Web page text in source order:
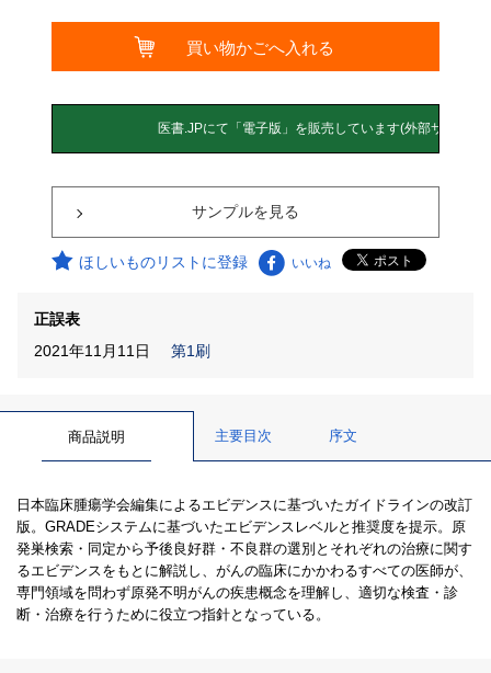
サンプルを見る
ほしいものリストに登録 いいね
正誤表
2021年11月11日
第1刷
商品説明 主要目次 序文
日本臨床腫瘍学会編集によるエビデンスに基づいたガイドラインの改訂
版。GRADEシステムに基づいたエビデンスレベルと推奨度を提示。原
発巣検索・同定から予後良好群・不良群の選別とそれぞれの治療に関す
るエビデンスをもとに解説し、がんの臨床にかかわるすべての医師が、
専門領域を問わず原発不明がんの疾患概念を理解し、適切な検査・診
断・治療を行うために役立つ指針となっている。